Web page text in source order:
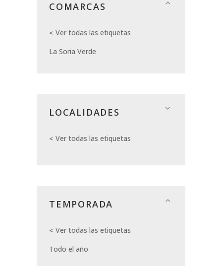
COMARCAS
Ver todas las etiquetas
La Soria Verde
LOCALIDADES
Ver todas las etiquetas
TEMPORADA
Ver todas las etiquetas
Todo el año